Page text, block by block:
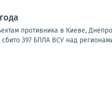
противника в Киеве,
397 БПЛА ВСУ над